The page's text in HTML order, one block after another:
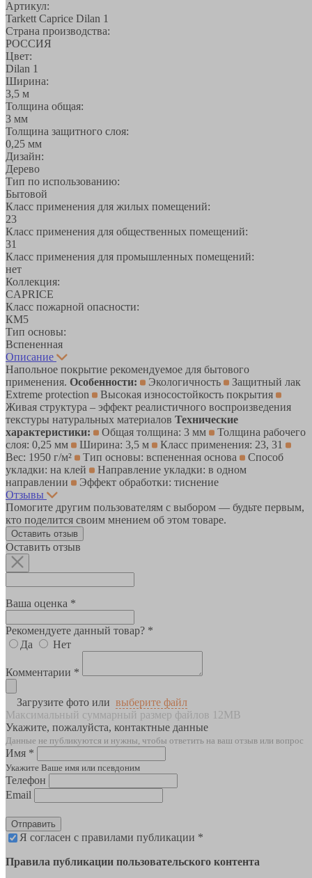
Артикул:
Tarkett Caprice Dilan 1
Страна производства:
РОССИЯ
Цвет:
Dilan 1
Ширина:
3,5 м
Толщина общая:
3 мм
Толщина защитного слоя:
0,25 мм
Дизайн:
Дерево
Тип по использованию:
Бытовой
Класс применения для жилых помещений:
23
Класс применения для общественных помещений:
31
Класс применения для промышленных помещений:
нет
Коллекция:
CAPRICE
Класс пожарной опасности:
КМ5
Тип основы:
Вспененная
Описание
Напольное покрытие рекомендуемое для бытового
применения. Особенности: Экологичность
Защитный лак
Extreme protection
Высокая износостойкость покрытия
Живая структура – эффект реалистичного воспроизведения
текстуры натуральных материалов Технические
характеристики:
Общая толщина: 3 мм
Толщина рабочего
слоя: 0,25 мм
Ширина: 3,5 м
Класс применения: 23, 31
Вес: 1950 г/м²
Тип основы: вспененная основа
Способ
укладки: на клей
Направление укладки: в одном
направлении
Эффект обработки: тиснение
Отзывы
Помогите другим пользователям с выбором — будьте первым,
кто поделится своим мнением об этом товаре.
Оставить отзыв
Оставить отзыв
Ваша оценка *
Рекомендуете данный товар? *
Да
Нет
Комментарии *
Загрузите фото или выберите файл
Максимальный суммарный размер файлов 12MB
Укажите, пожалуйста, контактные данные
Данные не публикуются и нужны, чтобы ответить на ваш отзыв или вопрос
Имя *
Укажите Ваше имя или псевдоним
Телефон
Email
Отправить
Я согласен с правилами публикации *
Правила публикации пользовательского контента